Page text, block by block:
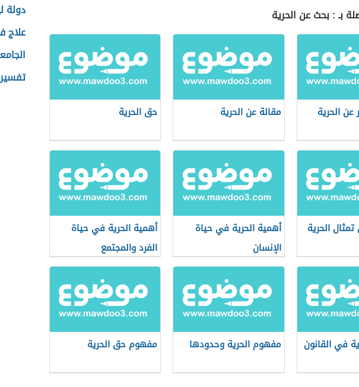
بـ : بحث عن الحرية
الحرية مقالة عن الحرية حق الحرية
الحرية
أهمية الحرية في حياة
الإنسان
أهمية الحرية في حياة
الفرد والمجتمع
في القانون مفهوم الحرية وحدودها مفهوم حق الحرية
دولة
علاج